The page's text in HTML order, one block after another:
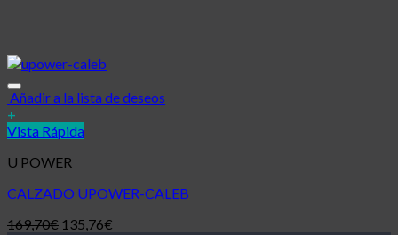
Añadir a la lista de deseos
+
Vista Rápida
U POWER
CALZADO UPOWER-CALEB
169,70€ 135,76€